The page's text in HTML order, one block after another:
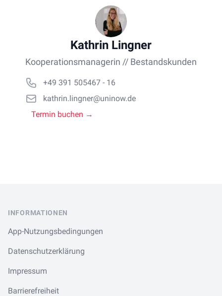
Kathrin Lingner
Kooperationsmanagerin // Bestandskunden
+49 391 505467 - 16
kathrin.lingner@uninow.de
Termin buchen →
INFORMATIONEN
App-Nutzungsbedingungen
Datenschutzerklärung
Impressum
Barrierefreiheit